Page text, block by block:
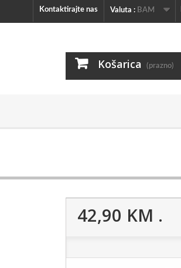
Valuta : BAM
Kontaktirajte nas
Košarica (prazno)
42,90 KM .